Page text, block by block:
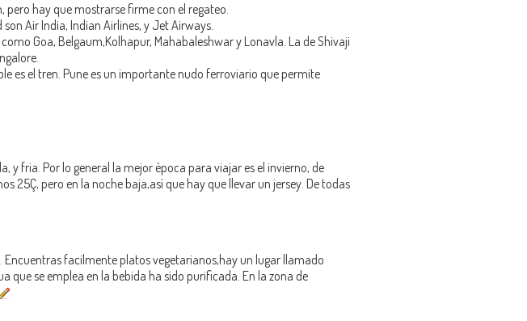
pero hay que mostrarse firme con el regateo.
Air India, Indian Airlines, y Jet Airways.
Goa, Belgaum,Kolhapur, Mahabaleshwar y Lonavla. La de Shivaji
es el tren. Pune es un importante nudo ferroviario que permite
y fria. Por lo general la mejor època para viajar es el invierno, de
25Ç, pero en la noche baja,asì que hay que llevar un jersey. De todas
facilmente platos vegetarianos,hay un lugar llamado
que se emplea en la bebida ha sido purificada. En la zona de